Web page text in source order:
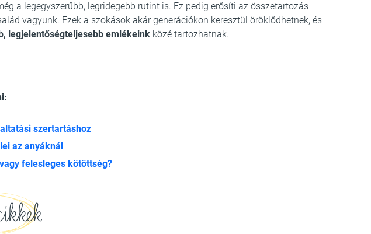
a legegyszerűbb, legridegebb rutint is. Ez pedig erősíti az összetartozás
vagyunk. Ezek a szokások akár generációkon keresztül öröklődhetnek, és
legjelentőségteljesebb emlékeink közé tartozhatnak.
szertartáshoz
az anyáknál
felesleges kötöttség?